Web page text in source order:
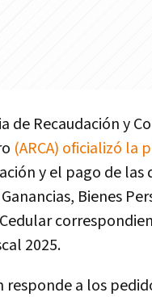
de Recaudación y
(ARCA) oficializó la
y el pago de las
Bienes
2025.
responde a los